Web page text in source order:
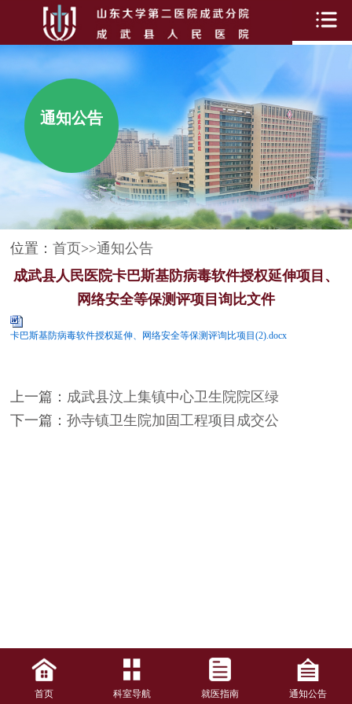
通知公告
位置：首页>>通知公告
成武县人民医院卡巴斯基防病毒软件授权延伸项目、
网络安全等保测评项目询比文件
卡巴斯基防病毒软件授权延伸、网络安全等保测评询比项目(2).docx
上一篇： 成武县汶上集镇中心卫生院院区绿
下一篇：孙寺镇卫生院加固工程项目成交公
首页 科室导航 就医指南 通知公告